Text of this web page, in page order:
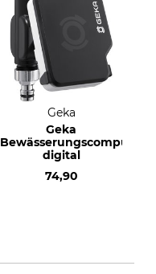
Geka
Geka
Bewässerungscomputer
digital
74,90